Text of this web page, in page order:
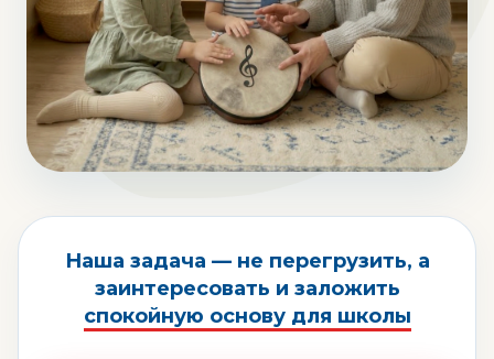
Наша задача — не перегрузить, а
заинтересовать и заложить
спокойную основу для школы